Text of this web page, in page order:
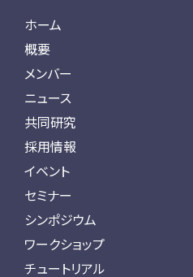
ホーム
概要
メンバー
ニュース
共同研究
採用情報
イベント
セミナー
シンポジウム
ワークショップ
チュートリアル